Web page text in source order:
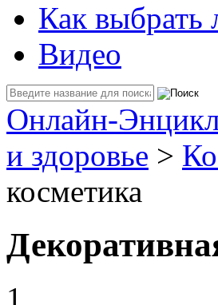
Как выбрать
Видео
Онлайн-
и здоровье >
косметика